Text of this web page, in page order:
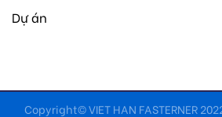
Dự án
Copyright© VIET HAN FASTERNER